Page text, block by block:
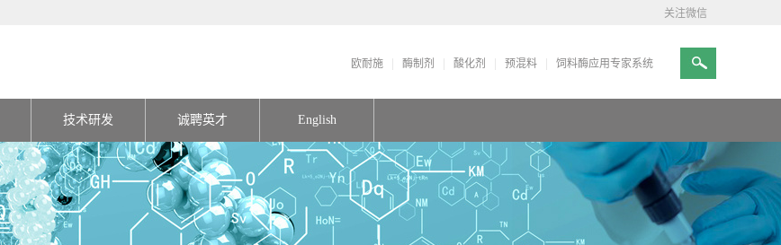
欧耐施 酶制剂 酸化剂 预混料 饲料酶应用专家系统
关注微信
技术研发 诚聘英才 English